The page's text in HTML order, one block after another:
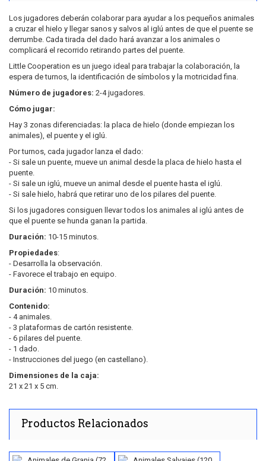
Los jugadores deberán colaborar para ayudar a los pequeños animales
a cruzar el hielo y llegar sanos y salvos al iglú antes de que el puente se
derrumbe. Cada tirada del dado hará avanzar a los animales o
complicará el recorrido retirando partes del puente.
Little Cooperation es un juego ideal para trabajar la colaboración, la
espera de turnos, la identificación de símbolos y la motricidad fina.
Número de jugadores: 2-4 jugadores.
Cómo jugar:
Hay 3 zonas diferenciadas: la placa de hielo (donde empiezan los
animales), el puente y el iglú.
Por turnos, cada jugador lanza el dado:
- Si sale un puente, mueve un animal desde la placa de hielo hasta el
puente.
- Si sale un iglú, mueve un animal desde el puente hasta el iglú.
- Si sale hielo, habrá que retirar uno de los pilares del puente.
Si los jugadores consiguen llevar todos los animales al iglú antes de
que el puente se hunda ganan la partida.
Duración: 10-15 minutos.
Propiedades:
- Desarrolla la observación.
- Favorece el trabajo en equipo.
Duración: 10 minutos.
Contenido:
- 4 animales.
- 3 plataformas de cartón resistente.
- 6 pilares del puente.
- 1 dado.
- Instrucciones del juego (en castellano).
Dimensiones de la caja:
21 x 21 x 5 cm.
Productos Relacionados